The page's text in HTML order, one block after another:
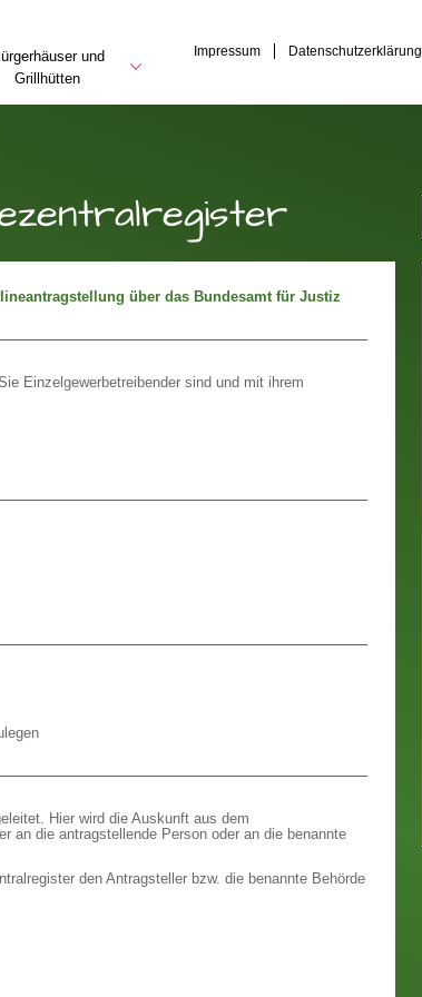
und
Grillhütten
Impressum Datenschutzerklärung
über das Bundesamt für Justiz
Einzelgewerbetreibender sind und mit ihrem
Hier wird die Auskunft aus dem
an die antragstellende Person oder an die benannte
den Antragsteller bzw. die benannte Behörde